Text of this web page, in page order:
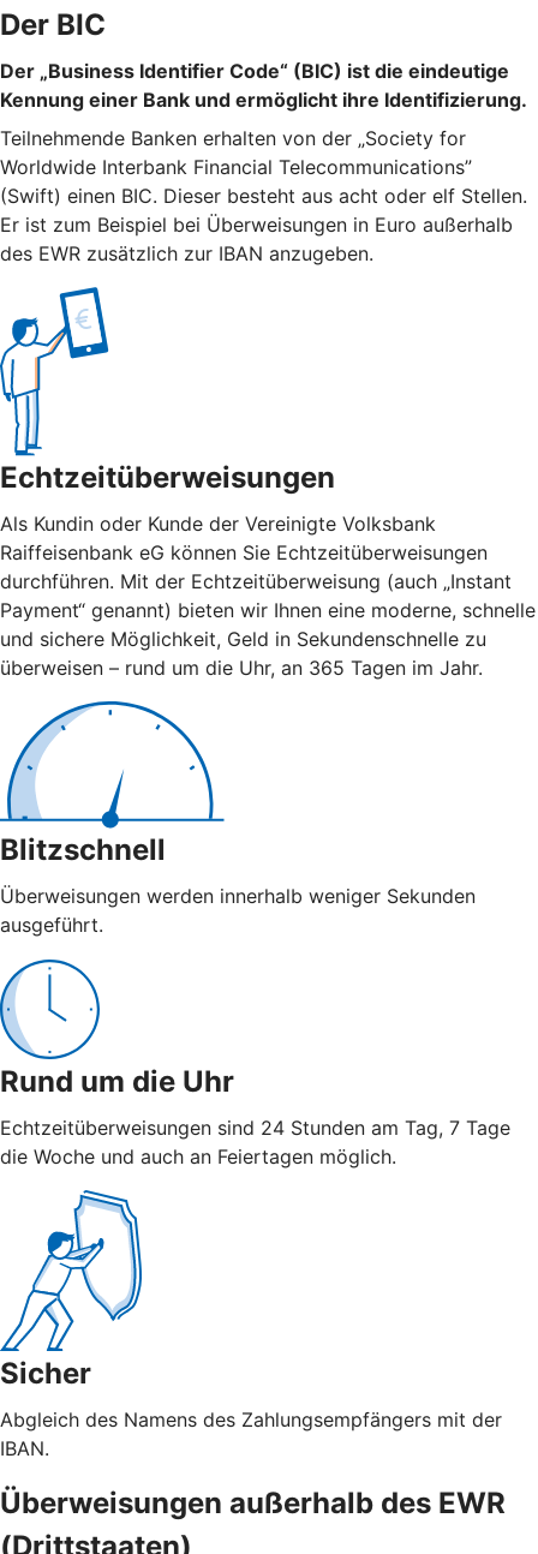
Der BIC
Der „Business Identifier Code“ (BIC) ist die eindeutige
Kennung einer Bank und ermöglicht ihre Identifizierung.
Teilnehmende Banken erhalten von der „Society for
Worldwide Interbank Financial Telecommunications”
(Swift) einen BIC. Dieser besteht aus acht oder elf Stellen.
Er ist zum Beispiel bei Überweisungen in Euro außerhalb
des EWR zusätzlich zur IBAN anzugeben.
Echtzeitüberweisungen
Als Kundin oder Kunde der Vereinigte Volksbank
Raiffeisenbank eG können Sie Echtzeitüberweisungen
durchführen. Mit der Echtzeitüberweisung (auch „Instant
Payment“ genannt) bieten wir Ihnen eine moderne, schnelle
und sichere Möglichkeit, Geld in Sekundenschnelle zu
überweisen – rund um die Uhr, an 365 Tagen im Jahr.
Blitzschnell
Überweisungen werden innerhalb weniger Sekunden
ausgeführt.
Rund um die Uhr
Echtzeitüberweisungen sind 24 Stunden am Tag, 7 Tage
die Woche und auch an Feiertagen möglich.
Sicher
Abgleich des Namens des Zahlungsempfängers mit der
IBAN.
Überweisungen außerhalb des EWR
(Drittstaaten)